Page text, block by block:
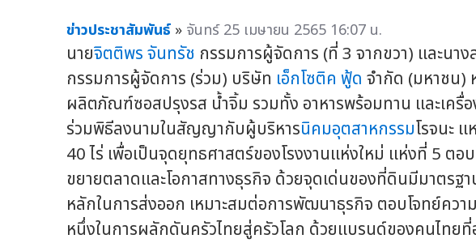
ข่าวประชาสัมพันธ์ » จันทร์ 25 เมษายน 2565 16:07 น.
นายจิตติพร จันทรัช กรรมการผู้จัดการ (ที่ 3 จากขวา) และนาง
กรรมการผู้จัดการ (ร่วม) บริษัท เอ็กโซติค ฟู้ด จำกัด (มหาชน)
ผลิตภัณฑ์ซอสปรุงรส น้ำจิ้ม รวมทั้ง อาหารพร้อมทาน และเครื่อ
ร่วมพิธีลงนามในสัญญากับผู้บริหารนิคมอุตสาหกรรมโรจนะ
40 ไร่ เพื่อเป็นจุดยุทธศาสตร์ของโรงงานแห่งใหม่ แห่งที่ 5 ต
ขยายตลาดและโอกาสทางธุรกิจ ด้วยจุดเด่นของที่ดินมีมาตรฐ
หลักในการส่งออก เหมาะสมต่อการพัฒนาธุรกิจ ตอบโจทย์ควา
หนึ่งในการผลักดันครัวไทยสู่ครัวโลก ด้วยแบรนด์ของคนไทยที่